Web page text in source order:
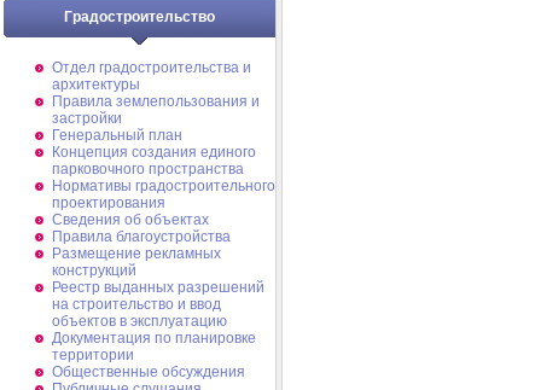
Градостроительство
Отдел градостроительства и
архитектуры
Правила землепользования и
застройки
Генеральный план
Концепция создания единого
парковочного пространства
Нормативы градостроительного
проектирования
Сведения об объектах
Правила благоустройства
Размещение рекламных
конструкций
Реестр выданных разрешений
на строительство и ввод
объектов в эксплуатацию
Документация по планировке
территории
Общественные обсуждения